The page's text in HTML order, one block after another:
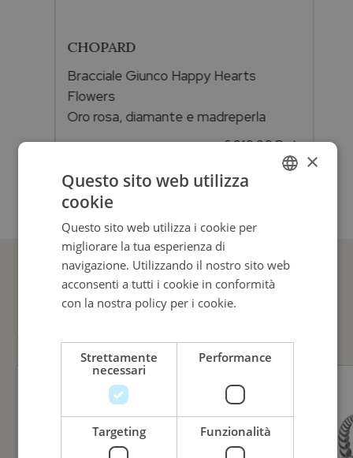
Vendibile
Misura
CHOPARD
Bracciale Giunco Happy Hearts
Flowers
Oro rosa, diamante e madreperla
6.210,00€
GUARDA ANCHE
ITALIAN
×
Questo sito web utilizza
cookie
Questo sito web utilizza i cookie per
migliorare la tua esperienza di
navigazione. Utilizzando il nostro sito web
acconsenti a tutti i cookie in conformità
con la nostra policy per i cookie.
Strettamente
necessari
Performance
Targeting Funzionalità